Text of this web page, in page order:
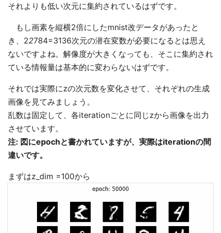
それよりも低い次元に集約されているはずです。
もし画素を縦横2倍にしたmnist改データがあったと
き、22784=3136次元の潜在変数が必要になるとは思え
ないですよね。解像度が大きくなっても、そこに集約され
ている情報量は基本的に変わらないはずです。
それでは実際にzの次元数を変化させて、それぞれの生成
画像を見てみましょう。
乱数は固定して、各iterationごとに同じzから画像を出力
させています。
注: 図にepochと書かれていますが、実際はiterationの間
違いです。
まずはz_dim =100から